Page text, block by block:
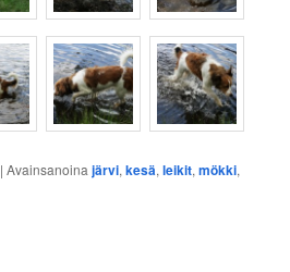
|Avainsanoina järvi,kesä,leikit,mökki,